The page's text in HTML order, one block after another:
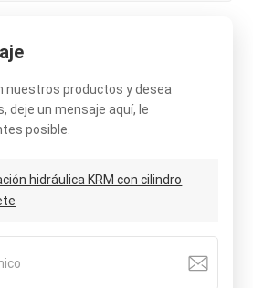
nuestros productos y desea
deje un mensaje aquí, le
posible.
hidráulica KRM con cilindro